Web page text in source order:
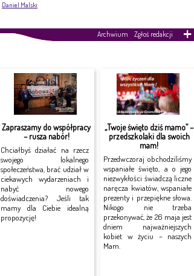
Daniel Malski
Archwium Zgłoś redakcji
Zapraszamy do współpracy
– rusza nabór!
Chciałbyś działać na rzecz
swojego lokalnego
społeczeństwa, brać udział w
ciekawych wydarzeniach i
nabyć nowego
doświadczenia? Jeśli tak
mamy dla Ciebie idealną
propozycję!
„Twoje święto dziś mamo” –
przedszkolaki dla swoich
mam!
Przedwczoraj obchodziliśmy
wspaniałe święto, a o jego
niezwykłości świadczą liczne
naręcza kwiatów, wspaniałe
prezenty i przepiękne słowa.
Nikogo nie trzeba
przekonywać, że 26 maja jest
dniem najważniejszych
kobiet w życiu – naszych
Mam.